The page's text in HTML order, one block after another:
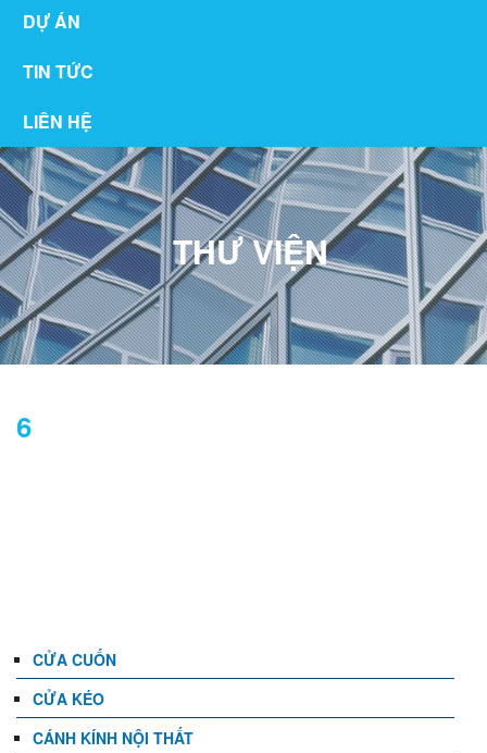
DỰ ÁN
TIN TỨC
LIÊN HỆ
THƯ VIỆN
6
CỬA CUỐN
CỬA KÉO
CÁNH KÍNH NỘI THẤT